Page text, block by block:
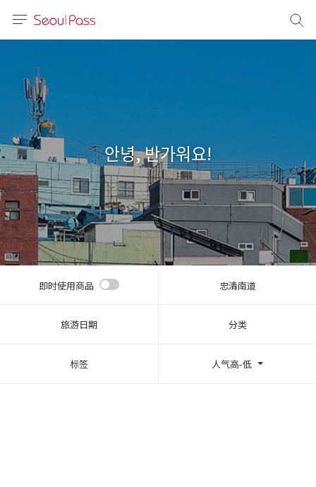
体)
文 (台灣)
안녕, 반가워요!
即时使用商品 忠清南道
旅游日期 分类
标签 人气高-低